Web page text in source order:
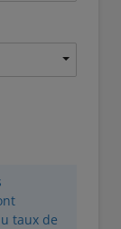
taux de